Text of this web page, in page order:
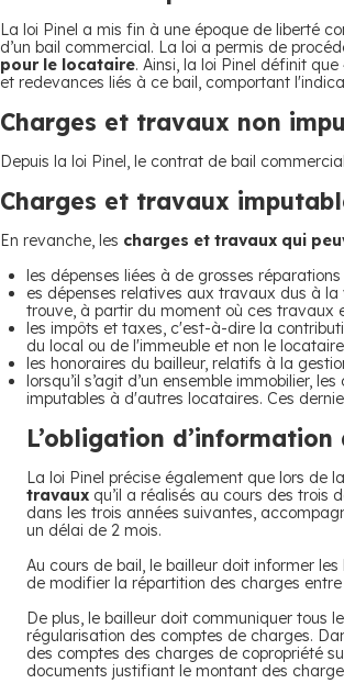
La loi Pinel a mis fin à une époque de liberté
d’un bail commercial. La loi a permis de
pour le locataire. Ainsi, la loi Pinel définit
et redevances liés à ce bail, comportant
Charges et travaux non
Depuis la loi Pinel, le contrat de bail commercial
Charges et travaux
En revanche, les charges et travaux qui
les dépenses liées à de grosses
es dépenses relatives aux travaux dus à
trouve, à partir du moment où ces travaux
les impôts et taxes, c'est-à-dire la
du local ou de l'immeuble et non le locataire
les honoraires du bailleur, relatifs à la
lorsqu’il s’agit d’un ensemble immobilier,
imputables à d'autres locataires. Ces
L’obligation
La loi Pinel précise également que lors de
travaux qu’il a réalisés au cours des trois
dans les trois années suivantes,
un délai de 2 mois.
Au cours de bail, le bailleur doit informer
de modifier la répartition des charges entre
De plus, le bailleur doit communiquer tous
régularisation des comptes de charges.
des comptes des charges de copropriété
documents justifiant le montant des